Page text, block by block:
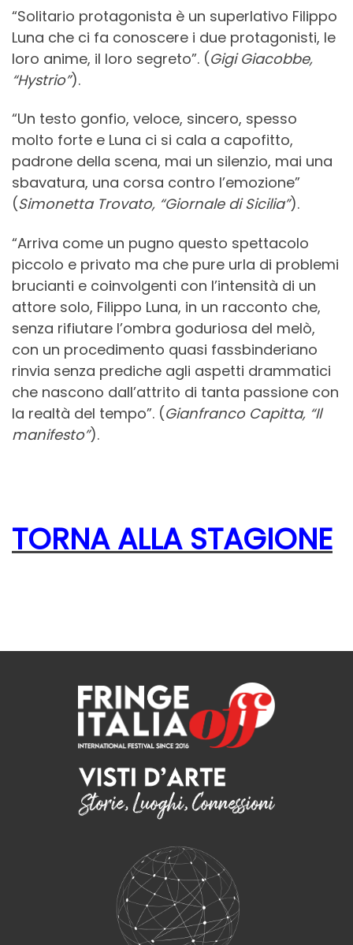
“Solitario protagonista è un superlativo Filippo
Luna che ci fa conoscere i due protagonisti, le
loro anime, il loro segreto”. (Gigi Giacobbe,
“Hystrio”).
“Un testo gonfio, veloce, sincero, spesso
molto forte e Luna ci si cala a capofitto,
padrone della scena, mai un silenzio, mai una
sbavatura, una corsa contro l’emozione”
(Simonetta Trovato, “Giornale di Sicilia”).
“Arriva come un pugno questo spettacolo
piccolo e privato ma che pure urla di problemi
brucianti e coinvolgenti con l’intensità di un
attore solo, Filippo Luna, in un racconto che,
senza rifiutare l’ombra goduriosa del melò,
con un procedimento quasi fassbinderiano
rinvia senza prediche agli aspetti drammatici
che nascono dall’attrito di tanta passione con
la realtà del tempo”. (Gianfranco Capitta, “Il
manifesto”).
TORNA ALLA STAGIONE